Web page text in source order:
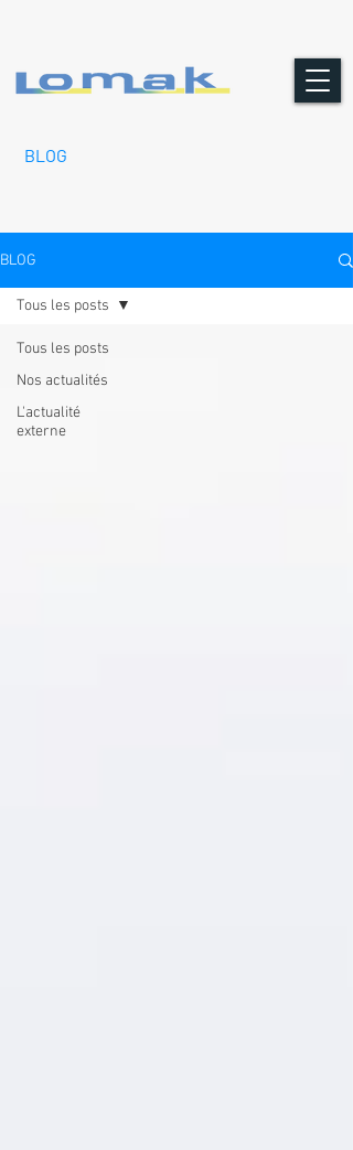
BLOG
BLOG
Tous les posts
Nos actualités
L'actualité
externe
Tous les posts